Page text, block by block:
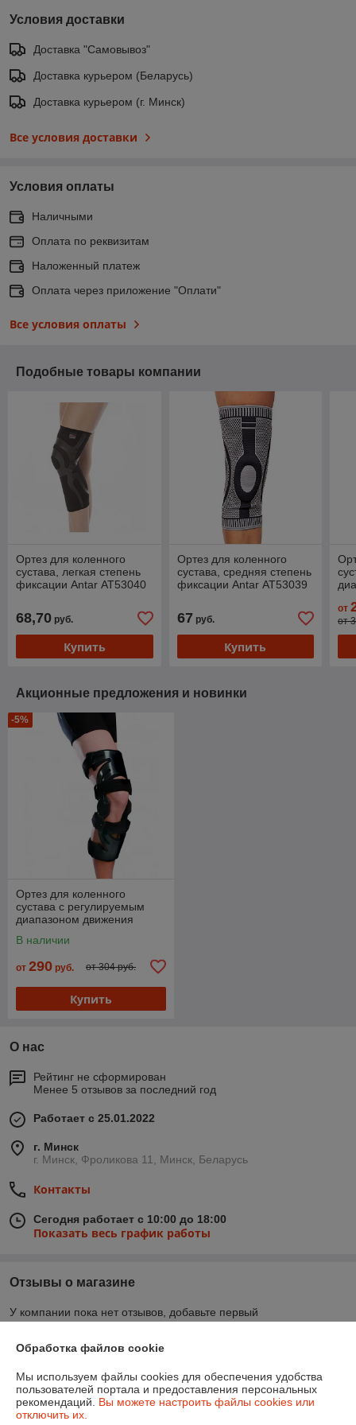
Условия доставки
Доставка "Самовывоз"
Доставка курьером (Беларусь)
Доставка курьером (г. Минск)
Все условия доставки
Условия оплаты
Наличными
Оплата по реквизитам
Наложенный платеж
Оплата через приложение "Оплати"
Все условия оплаты
Подобные товары компании
Ортез для коленного
сустава, легкая степень
фиксации Antar АТ53040
68,70 руб.
Купить
Ортез для коленного
сустава, средняя степень
фиксации Antar АТ53039
67 руб.
Купить
от
от
Акционные предложения и новинки
-5%
Ортез для коленного
сустава с регулируемым
диапазоном движения
АТ53034
В наличии
от 290 руб. от 304 руб.
Купить
О нас
Рейтинг не сформирован
Менее 5 отзывов за последний год
Работает с 25.01.2022
г. Минск
г. Минск, Фроликова 11, Минск, Беларусь
Контакты
Сегодня работает с 10:00 до 18:00
Показать весь график работы
Отзывы о магазине
У компании пока нет отзывов, добавьте первый
О нас
Контакты
Обработка файлов cookie
Мы используем файлы cookies для обеспечения удобства
пользователей портала и предоставления персональных
рекомендаций. Вы можете настроить файлы cookies или
отключить их.